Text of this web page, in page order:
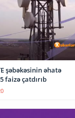
şəbəkəsinin əhatə
faizə çatdırıb